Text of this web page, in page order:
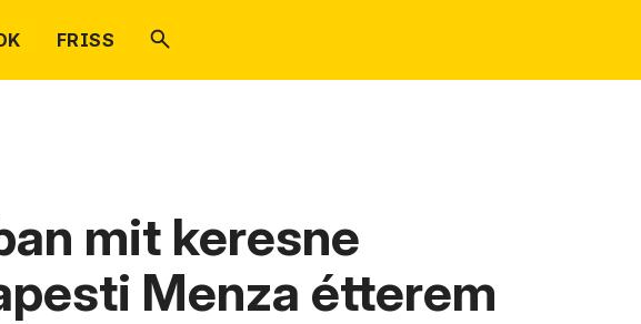
FRISS
mit keresne
Menza étterem